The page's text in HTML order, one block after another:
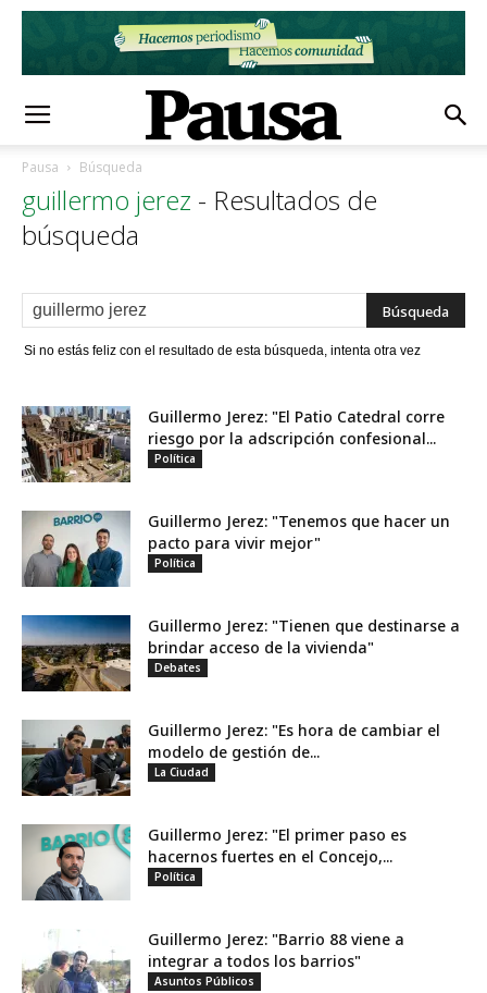
Pausa Búsqueda
guillermo jerez - Resultados de
búsqueda
Si no estás feliz con el resultado de esta búsqueda, intenta otra vez
Guillermo Jerez: "El Patio Catedral corre
riesgo por la adscripción confesional...
Política
Guillermo Jerez: "Tenemos que hacer un
pacto para vivir mejor"
Política
Guillermo Jerez: "Tienen que destinarse a
brindar acceso de la vivienda"
Debates
Guillermo Jerez: "Es hora de cambiar el
modelo de gestión de...
La Ciudad
Guillermo Jerez: "El primer paso es
hacernos fuertes en el Concejo,...
Política
Guillermo Jerez: "Barrio 88 viene a
integrar a todos los barrios"
Asuntos Públicos